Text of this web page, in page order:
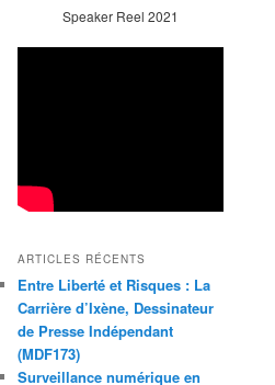
Speaker Reel 2021
ARTICLES RÉCENTS
Entre Liberté et Risques : La
Carrière d’Ixène, Dessinateur
de Presse Indépendant
(MDF173)
Surveillance numérique en